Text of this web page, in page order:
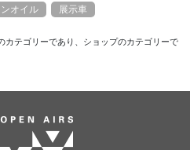
オイル 展示車
テゴリーであり、ショップのカテゴリーで